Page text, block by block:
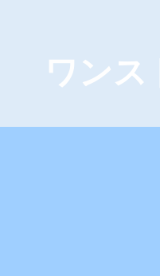
により大きな商業的お
ワンス